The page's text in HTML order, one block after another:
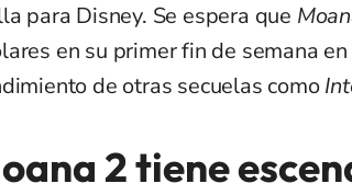
para Disney. Se espera que
en su primer fin de semana
de otras secuelas como
2 tiene